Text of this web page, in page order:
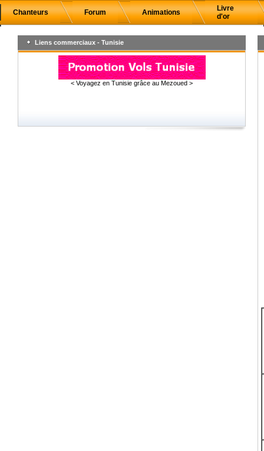
Chanteurs Forum Animations
Livre
d'or
Liens commerciaux - Tunisie
< Voyagez en Tunisie grâce au Mezoued >